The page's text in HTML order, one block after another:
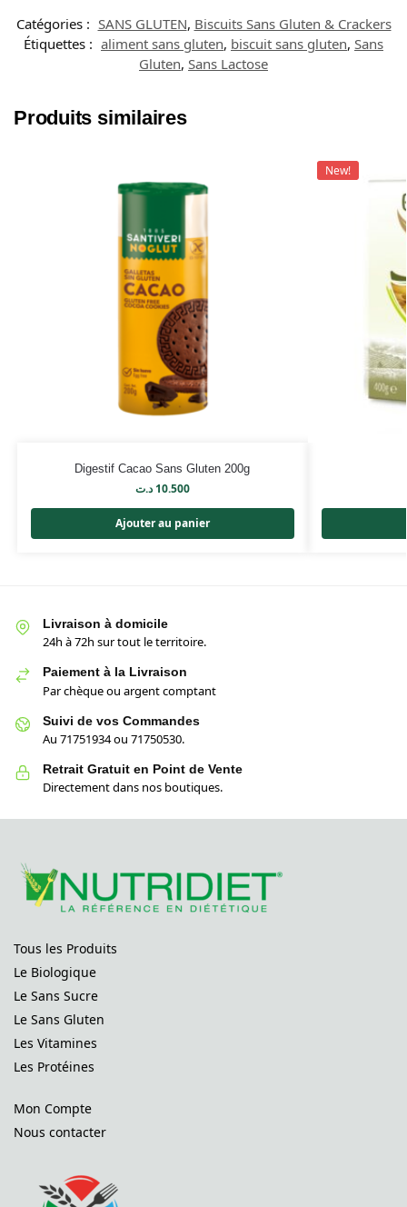
Catégories : SANS GLUTEN, Biscuits Sans Gluten & Crackers
Étiquettes : aliment sans gluten, biscuit sans gluten, Sans
Gluten, Sans Lactose
Produits similaires
Digestif Cacao Sans Gluten 200g
10.500 د.ت
Ajouter au panier
New!
Livraison à domicile
24h à 72h sur tout le territoire.
Paiement à la Livraison
Par chèque ou argent comptant
Suivi de vos Commandes
Au 71751934 ou 71750530.
Retrait Gratuit en Point de Vente
Directement dans nos boutiques.
Tous les Produits
Le Biologique
Le Sans Sucre
Le Sans Gluten
Les Vitamines
Les Protéines
Mon Compte
Nous contacter